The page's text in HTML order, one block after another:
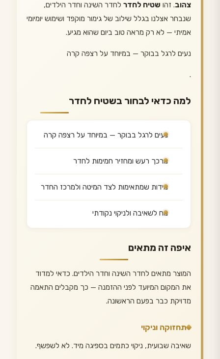
צהוב. זהו שטיח לחדר לחדר השינה וחדר הילדים,
שנבחר אצלנו בגלל שילוב של גימור מוקפד ושימוש יומיומי
אמיתי — לא רק מראה טוב ביום שהוא מגיע.
נעים לרגל בבוקר — במיוחד על רצפה קרה
.
למה כדאי לבחור בשטיח לחדר
נעים לרגל בבוקר — במיוחד על רצפה קרה
מרכך רעש ומחזיר חמימות לחדר
מידות שמתאימות לצד המיטה ולמרכז החדר
נוח לשאיבה ולניקוי נקודתי
איפה זה מתאים
המוצר מתאים לחדר השינה וחדר הילדים. כדאי למדוד
את המקום המיועד לפני ההזמנה — כך מקבלים התאמה
מדויקת כבר בפעם הראשונה.
תחזוקה וניקוי
שאיבה שבועית, ניקוי כתמים בספיגה מיד. לא לשפשף.